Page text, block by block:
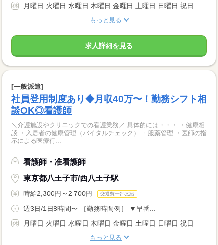
月曜日 火曜日 水曜日 木曜日 金曜日 土曜日 日曜日 祝日
もっと見る
求人詳細を見る
[一般派遣]
社員登用制度あり◆月収40万〜！勤務シフト相
談OK◎看護師
＼介護施設やクリニックでの看護業務／ 具体的には・・・ ・健康相
談 ・入居者の健康管理（バイタルチェック） ・服薬管理 ・医師の指
示による医療行...
看護師・准看護師
東京都八王子市/西八王子駅
時給2,300円～2,700円 交通費一部支給
週3日/1日8時間〜 ［勤務時間例］ ▼早番...
月曜日 火曜日 水曜日 木曜日 金曜日 土曜日 日曜日 祝日
もっと見る